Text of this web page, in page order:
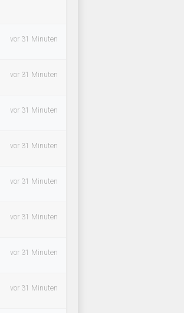
vor 31 Minuten
vor 31 Minuten
vor 31 Minuten
vor 31 Minuten
vor 31 Minuten
vor 31 Minuten
vor 31 Minuten
vor 31 Minuten